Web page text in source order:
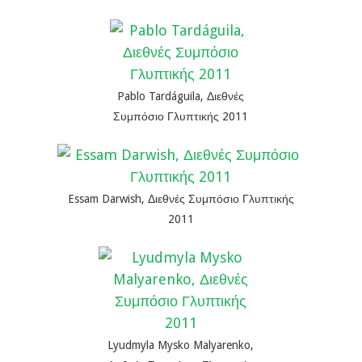
Συμπόσιο Γλυπτικής 2011
Συμπόσιο Γλυπτικής 2011
Συμπόσιο Γλυπτικής 2011
Συμπόσιο Γλυπτικής 2011
το Θεόφιλο Μπρόκο, Διεθνές Συμπόσιο
Συμπόσιο Γλυπτικής 2011
του Νίκου Πετειναράκη, Διεθνές Συμπόσιο Γλυπτικής
βοηθό τον Γιώργο Μπρόκο, Διεθνές Συμπόσιο
Διεθνές Συμπόσιο Γλυπτικής 2011
Συμπόσιο Γλυπτικής 2011
Pablo Tardáguila, Διεθνές
Συμπόσιο Γλυπτικής 2011
Essam Darwish, Διεθνές Συμπόσιο Γλυπτικής
2011
Lyudmyla Mysko Malyarenko,